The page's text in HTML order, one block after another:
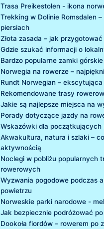
Trasa Preikestolen ⁣- ikona
Trekking ‍w Dolinie Romsdalen
piersiach
Złota zasada – jak
Gdzie szukać⁢ informacji o‌
Bardzo popularne zamki
Norwegia na rowerze –
Rundt Norwegian –
Rekomendowane trasy
Jakie są najlepsze miejsca na
Porady dotyczące jazdy na
Wskazówki dla
Akwakultura,​ natura i szlaki –
aktywnością
Noclegi w pobliżu popularnych
rowerowych
Wyzwania pogodowe podczas
powietrzu
Norweskie parki narodowe ‌-
Jak⁢ bezpiecznie‌ podróżować
Dookoła fiordów – rowerem